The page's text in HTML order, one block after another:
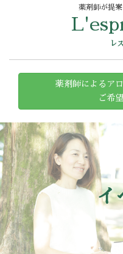
薬剤師が提
レ
薬剤師によるア
ご希
イ